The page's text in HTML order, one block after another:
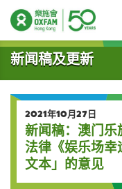
开始主要内容
新闻稿及更新
2021年10月27日
新闻稿：澳门
法律《娱乐场幸
文本」的意见